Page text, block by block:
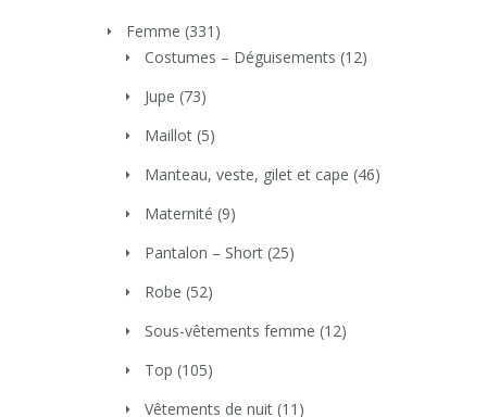
Femme (331)
Costumes – Déguisements (12)
Jupe (73)
Maillot (5)
Manteau, veste, gilet et cape (46)
Maternité (9)
Pantalon – Short (25)
Robe (52)
Sous-vêtements femme (12)
Top (105)
Vêtements de nuit (11)